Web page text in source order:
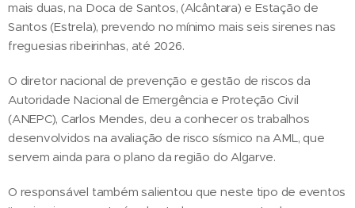
mais duas, na Doca de Santos, (Alcântara) e Estação de
Santos (Estrela), prevendo no mínimo mais seis sirenes nas
freguesias ribeirinhas, até 2026.
O diretor nacional de prevenção e gestão de riscos da
Autoridade Nacional de Emergência e Proteção Civil
(ANEPC), Carlos Mendes, deu a conhecer os trabalhos
desenvolvidos na avaliação de risco sísmico na AML, que
servem ainda para o plano da região do Algarve.
O responsável também salientou que neste tipo de eventos